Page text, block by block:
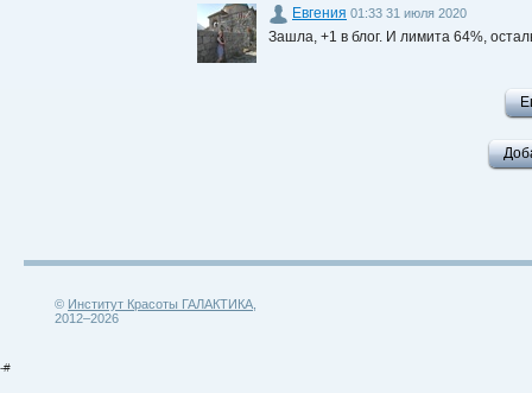
Евгения 01:33 31 июля 2020
Зашла, +1 в блог. И лимита 64%,
© Институт Красоты ГАЛАКТИКА
2012–2026
-#